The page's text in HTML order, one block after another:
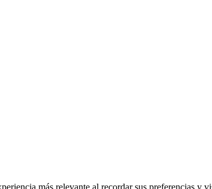
más relevante al recordar sus preferencias